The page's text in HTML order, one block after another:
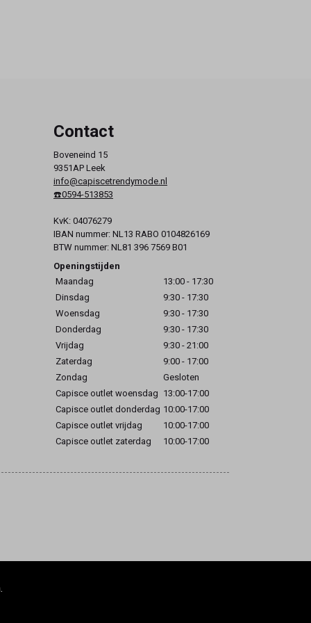
Contact
Boveneind 15
9351AP Leek
info@capiscetrendymode.nl
☎️0594-513853
KvK: 04076279
IBAN nummer: NL13 RABO 0104826169
BTW nummer: NL81 396 7569 B01
Openingstijden
Maandag
13:00 - 17:30
Dinsdag
9:30 - 17:30
Woensdag
9:30 - 17:30
Donderdag
9:30 - 17:30
Vrijdag
9:30 - 21:00
Zaterdag
9:00 - 17:00
Zondag
Gesloten
Capisce outlet woensdag 13:00-17:00
Capisce outlet donderdag 10:00-17:00
Capisce outlet vrijdag
10:00-17:00
Capisce outlet zaterdag
10:00-17:00